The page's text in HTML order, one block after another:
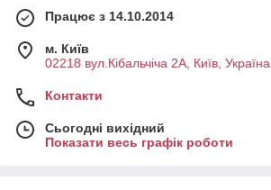
Працює з 14.10.2014
м. Київ
02218 вул.Кібальчіча 2А, Київ, Україна
Контакти
Сьогодні вихідний
Показати весь графік роботи